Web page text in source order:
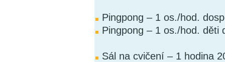
Pingpong – 1 os./hod.
Pingpong – 1 os./hod. děti
Sál na cvičení – 1 hodina